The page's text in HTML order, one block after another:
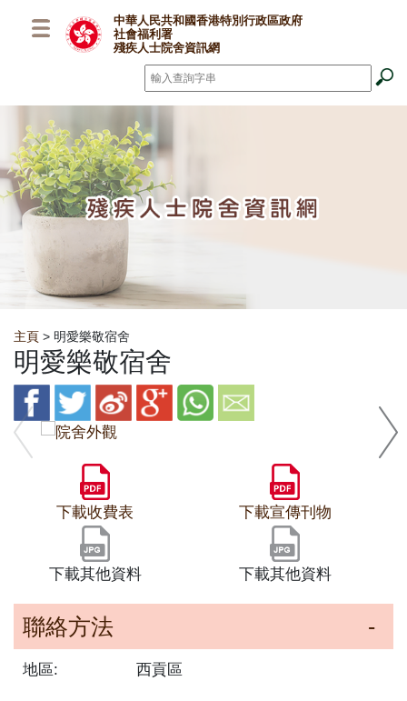
中華人民共和國香港特別行政區政府
社會福利署
殘疾人士院舍資訊網
搜尋*
Breadcrumb
主頁 > 明愛樂敬宿舍
明愛樂敬宿舍
下載收費表 下載宣傳刊物
下載其他資料 下載其他資料
聯絡方法
地區: 西貢區